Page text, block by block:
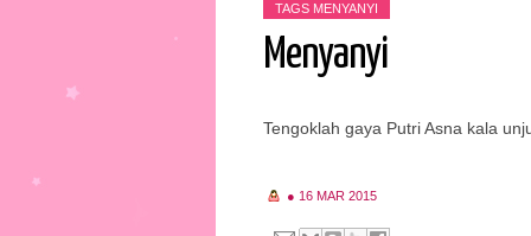
TAGS MENYANYI
Menyanyi
Tengoklah gaya Putri Asna kala
● 16 MAR 2015